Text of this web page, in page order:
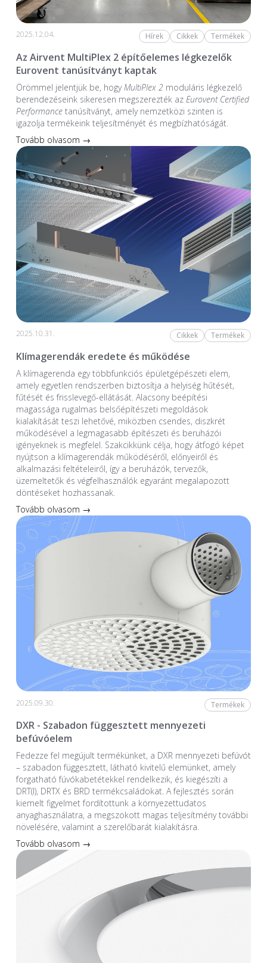
2025.12.04. Hírek Cikkek Termékek
Az Airvent MultiPlex 2 építőelemes légkezelők
Eurovent tanúsítványt kaptak
Örömmel jelentjük be, hogyMultiPlex 2moduláris légkezelő
berendezéseink sikeresen megszerezték az Eurovent Certified
Performancetanúsítványt, amely nemzetközi szinten is
igazolja termékeink teljesítményét és megbízhatóságát.
Tovább olvasom →
2025.10.31. Cikkek Termékek
Klímagerendák eredete és működése
A klímagerenda egy többfunkciós épületgépészeti elem,
amely egyetlen rendszerben biztosítja a helyiség hűtését,
fűtését és frisslevegő-ellátását. Alacsony beépítési
magassága rugalmas belsőépítészeti megoldások
kialakítását teszi lehetővé, miközben csendes, diszkrét
működésével a legmagasabb építészeti és beruházói
igényeknek is megfelel. Szakcikkünk célja, hogy átfogó képet
nyújtson a klímagerendák működéséről, előnyeiről és
alkalmazási feltételeiről, így a beruházók, tervezők,
üzemeltetők és végfelhasználók egyaránt megalapozott
döntéseket hozhassanak.
Tovább olvasom →
2025.09.30. Termékek
DXR - Szabadon függesztett mennyezeti
befúvóelem
Fedezze fel megújult termékünket, a DXR mennyezeti befúvót
– szabadon függesztett, látható kivitelű elemünket, amely
forgatható fúvókabetétekkel rendelkezik, és kiegészíti a
DRT(I), DRTX és BRD termékcsaládokat. A fejlesztés során
kiemelt figyelmet fordítottunk a környezettudatos
anyaghasználatra, a megszokott magas teljesítmény további
növelésére, valamint a szerelőbarát kialakításra.
Tovább olvasom →